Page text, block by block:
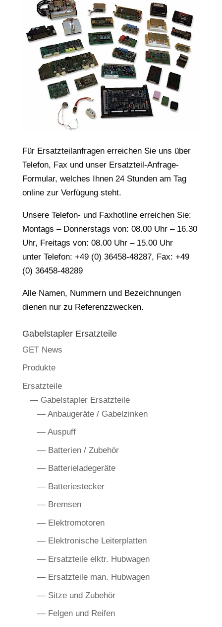
Für Ersatzteilanfragen erreichen Sie uns über
Telefon, Fax und unser Ersatzteil-Anfrage-
Formular, welches Ihnen 24 Stunden am Tag
online zur Verfügung steht.
Unsere Telefon- und Faxhotline erreichen Sie:
Montags – Donnerstags von: 08.00 Uhr – 16.30
Uhr, Freitags von: 08.00 Uhr – 15.00 Uhr
unter Telefon: +49 (0) 36458-48287, Fax: +49
(0) 36458-48289
Alle Namen, Nummern und Bezeichnungen
dienen nur zu Referenzzwecken.
Gabelstapler Ersatzteile
GET News
Produkte
Ersatzteile
— Gabelstapler Ersatzteile
— Anbaugeräte / Gabelzinken
— Auspuff
— Batterien / Zubehör
— Batterieladegeräte
— Batteriestecker
— Bremsen
— Elektromotoren
— Elektronische Leiterplatten
— Ersatzteile elktr. Hubwagen
— Ersatzteile man. Hubwagen
— Sitze und Zubehör
— Felgen und Reifen